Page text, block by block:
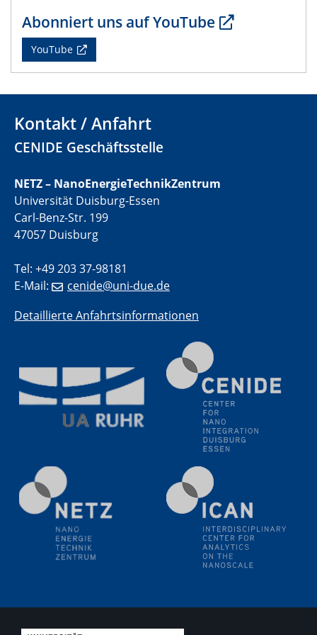
01.07.2025
GDCh Kolloquium
29.07.2025
Closing metal loops sustainably - opportunities &
challenges for a successful circular economy
05.08.2025
Colloquia Series on Sustainable Metallurgy
Towards a Sustainable Future: EU Safe and Sustainable
by Design Framework and AI in Circular Economy
2D-MATURE Seminar Series
04.09.2025
Natural Water to H2
Electrochemical Tip-enhanced Raman spectroscopy---
methodology and its application for studying solid-
liquid interfaces
09.09.2025
Colloquium IMPR SusMet
It's all about transitions - dealing sustainably and
reliably with critical metal oxides in simulations and
technologies
09.09.2025
Colloquium IMPR SusMet
It's all about transitions - dealing sustainably and
reliably with critical metal oxides in simulations and
It's all about transitions - dealing sustainably and
Abonniert uns auf YouTube
YouTube
Kontakt / Anfahrt
CENIDE Geschäftsstelle
NETZ – NanoEnergieTechnikZentrum
Universität Duisburg-Essen
Carl-Benz-Str. 199
47057 Duisburg
Tel: +49 203 37-98181
E-Mail:
cenide@uni-due.de
Detaillierte Anfahrtsinformationen